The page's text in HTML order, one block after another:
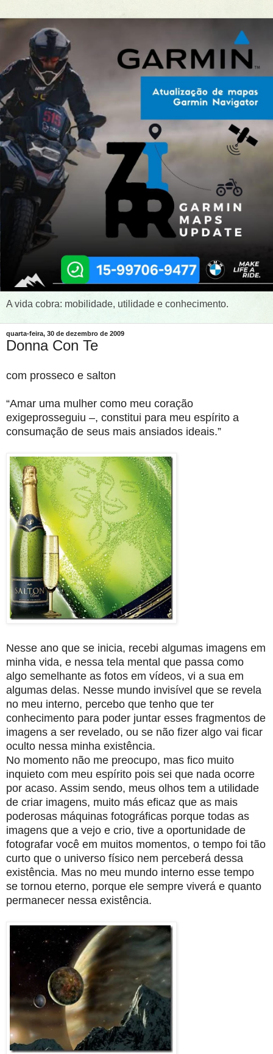
A vida cobra: mobilidade, utilidade e conhecimento.
quarta-feira, 30 de dezembro de 2009
Donna Con Te
com prosseco e salton
“Amar uma mulher como meu coração
exigeprosseguiu –, constitui para meu espírito a
consumação de seus mais ansiados ideais.”
Nesse ano que se inicia, recebi algumas imagens em
minha vida, e nessa tela mental que passa como
algo semelhante as fotos em vídeos, vi a sua em
algumas delas. Nesse mundo invisível que se revela
no meu interno, percebo que tenho que ter
conhecimento para poder juntar esses fragmentos de
imagens a ser revelado, ou se não fizer algo vai ficar
oculto nessa minha existência.
No momento não me preocupo, mas fico muito
inquieto com meu espírito pois sei que nada ocorre
por acaso. Assim sendo, meus olhos tem a utilidade
de criar imagens, muito más eficaz que as mais
poderosas máquinas fotográficas porque todas as
imagens que a vejo e crio, tive a oportunidade de
fotografar você em muitos momentos, o tempo foi tão
curto que o universo físico nem perceberá dessa
existência. Mas no meu mundo interno esse tempo
se tornou eterno, porque ele sempre viverá e quanto
permanecer nessa existência.